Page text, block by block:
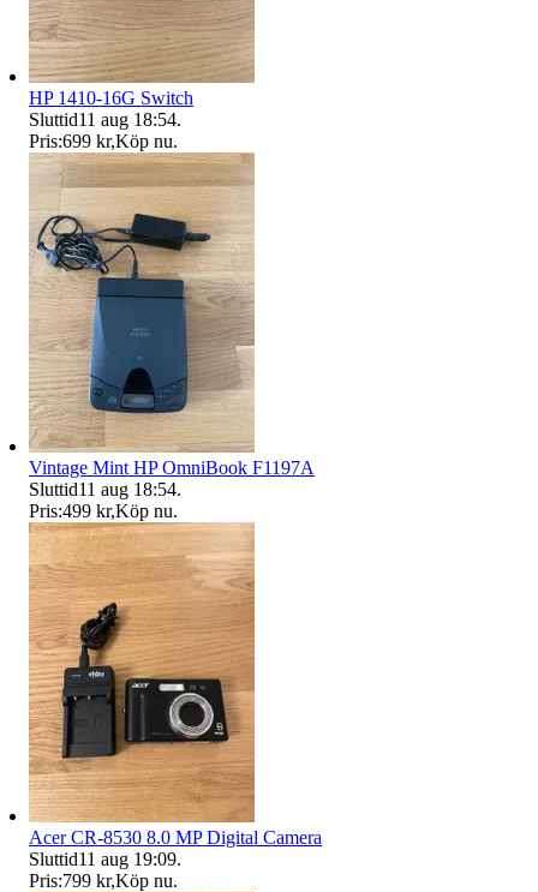
HP 1410-16G Switch
Sluttid11 aug 18:54.
Pris:699 kr,Köp nu.
Vintage Mint HP OmniBook F1197A
Sluttid11 aug 18:54.
Pris:499 kr,Köp nu.
Acer CR-8530 8.0 MP Digital Camera
Sluttid11 aug 19:09.
Pris:799 kr,Köp nu.